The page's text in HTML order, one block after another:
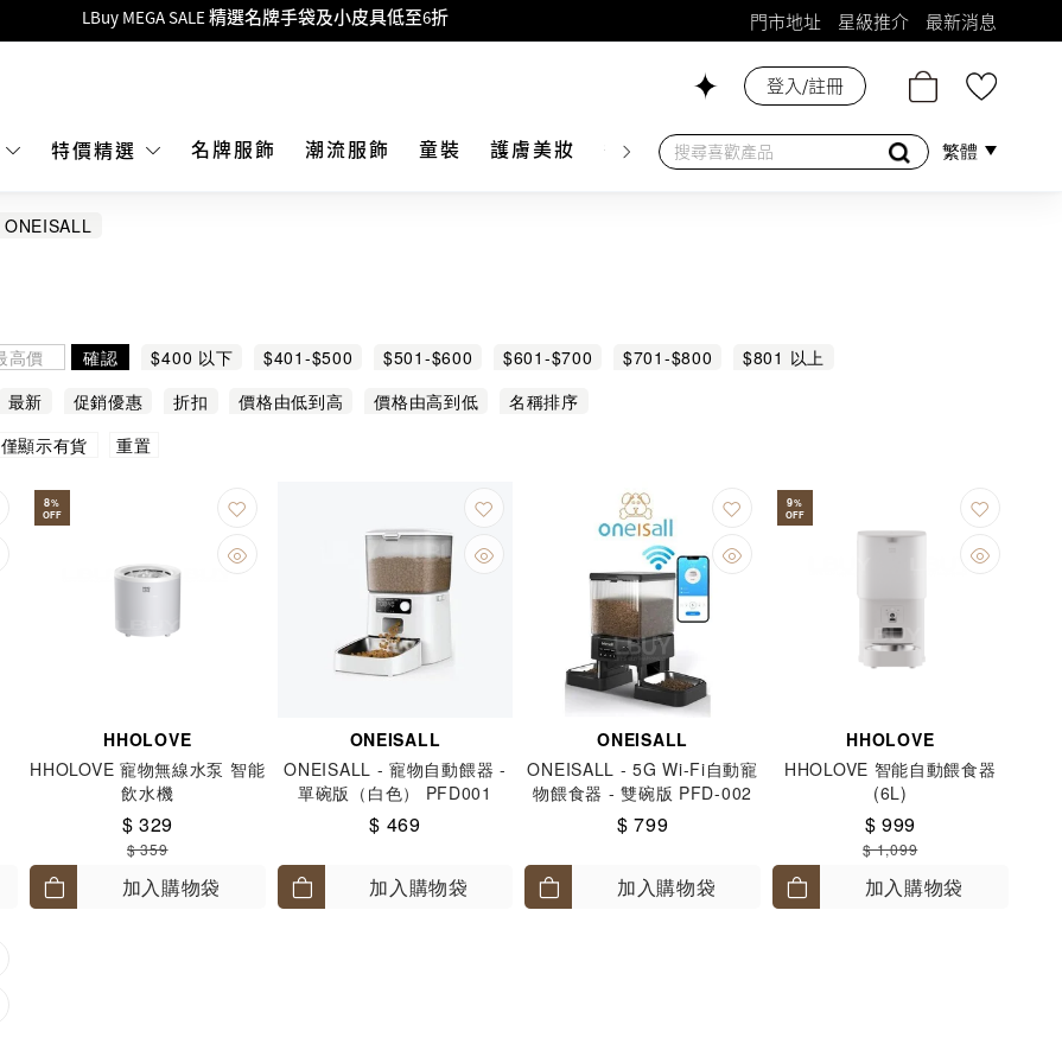
Goyard Hobo / Hobo Mini人氣限量特別版限時原價低至75折!
MOKO 1樓175號鋪旗艦店特設名牌Hermès、CHANEL及LV專區！
門市地址 星級推介 最新消息
特價精選 名牌服飾 潮流服飾 童裝 護膚美妝 香水香薰 個人護理 母嬰護理 遊戲及精品
登入/註冊
繁體
ONEISALL
確認 $400 以下 $401-$500 $501-$600 $601-$700 $701-$800
$801 以上
最新 促銷優惠 折扣 價格由低到高 價格由高到低
名稱排序
僅顯示有貨 重置
8%
OFF
HHOLOVE
HHOLOVE 寵物無線水泵 智能
飲水機
$ 329
$ 359
加入購物袋
ONEISALL
ONEISALL - 寵物自動餵器 -
單碗版（白色） PFD001
$ 469
加入購物袋
ONEISALL
ONEISALL - 5G Wi-Fi自動寵
物餵食器 - 雙碗版 PFD-002
Pro
$ 799
加入購物袋
9%
OFF
HHOLOVE
HHOLOVE 智能自動餵食器
(6L)
$ 999
$ 1,099
加入購物袋